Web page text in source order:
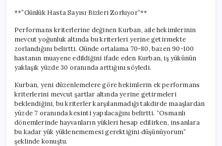
**”Günlük Hasta Sayısı Bizleri Zorluyor”**
Performans kriterlerine değinen Kurban, aile hekimlerinin
mevcut yoğunluk altında bu kriterleri yerine getirmekte
zorlandığını belirtti. Günde ortalama 70-80, bazen 90-100
hastanın muayene edildiğini ifade eden Kurban, iş yükünün
yaklaşık yüzde 30 oranında arttığını söyledi.
Kurban, yeni düzenlemelere göre hekimlerin ek performans
kriterlerini mevcut şartlar altında yerine getirmeleri
beklendiğini, bu kriterler karşılanmadığı takdirde maaşlardan
yüzde 7 oranında kesinti yapılacağını belirtti. “Osmanlı
dönemlerinde hayvanların yükleri hesap edilirken, insanlara
bu kadar yük yüklenememesi gerektiğini düşünüyorum”
şeklinde konuştu.